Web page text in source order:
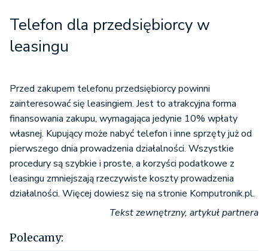
Telefon dla przedsiębiorcy w
leasingu
Przed zakupem telefonu przedsiębiorcy powinni
zainteresować się leasingiem. Jest to atrakcyjna forma
finansowania zakupu, wymagająca jedynie 10% wpłaty
własnej. Kupujący może nabyć telefon i inne sprzęty już od
pierwszego dnia prowadzenia działalności. Wszystkie
procedury są szybkie i proste, a korzyści podatkowe z
leasingu zmniejszają rzeczywiste koszty prowadzenia
działalności. Więcej dowiesz się na stronie Komputronik.pl.
Tekst zewnętrzny, artykuł partnera
Polecamy: